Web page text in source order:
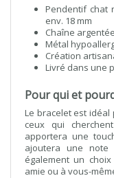
Pendentif chat
env. 18 mm
Chaîne
Métal
Création
Livré dans une
Pour qui et
Le bracelet est
ceux qui
apportera une
ajoutera une note
également un
amie ou à vous-